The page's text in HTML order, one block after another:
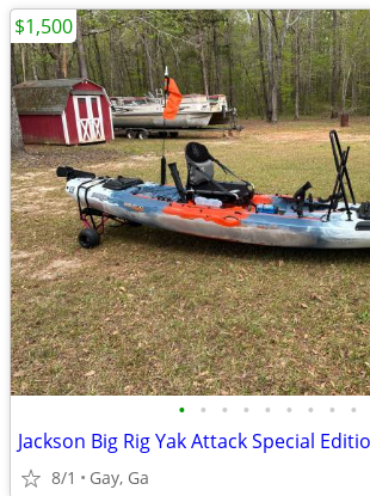
• • • • • • • • •
8/1 Gay, Ga
$1,500